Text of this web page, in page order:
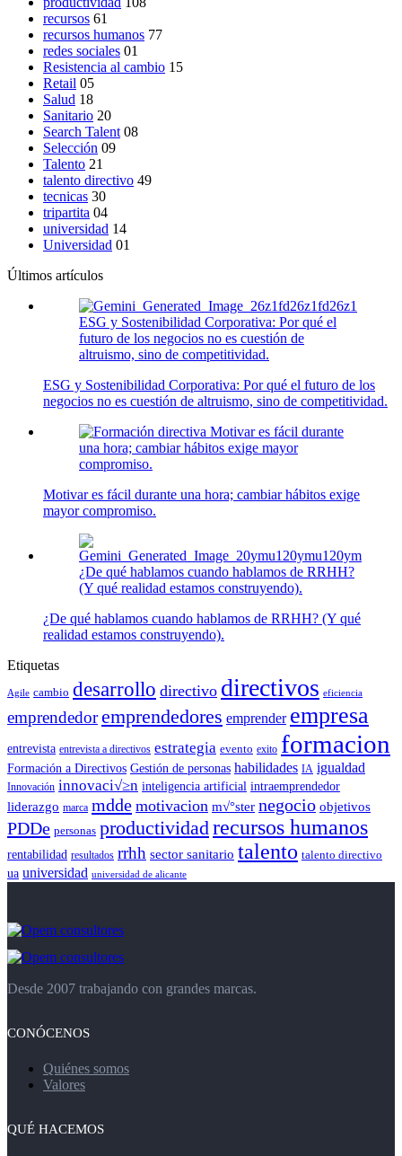
recursos 61
recursos humanos 77
redes sociales 01
Resistencia al cambio 15
Retail 05
Salud 18
Sanitario 20
Search Talent 08
Selección 09
Talento 21
talento directivo 49
tecnicas 30
tripartita 04
universidad 14
Universidad 01
Últimos artículos
ESG y Sostenibilidad Corporativa: Por qué el
futuro de los negocios no es cuestión de
altruismo, sino de competitividad.
ESG y Sostenibilidad Corporativa: Por qué el futuro de los
negocios no es cuestión de altruismo, sino de competitividad.
Motivar es fácil durante
una hora; cambiar hábitos exige mayor
compromiso.
Motivar es fácil durante una hora; cambiar hábitos exige
mayor compromiso.
¿De qué hablamos cuando hablamos de RRHH?
(Y qué realidad estamos construyendo).
¿De qué hablamos cuando hablamos de RRHH? (Y qué
realidad estamos construyendo).
Etiquetas
Agile cambio desarrollo directivo directivos eficiencia
emprendedoremprendedores emprender empresa
entrevista entrevista a directivos estrategia evento exito formacion
Formación a Directivos Gestión de personas habilidades IA igualdad
Innovación innovaci√≥n inteligencia artificial intraemprendedor
liderazgo marca mdde motivacion m√°ster negocio objetivos
PDDe personas productividadrecursos humanos
rentabilidad resultados rrhh sector sanitario talento talento directivo
ua universidad universidad de alicante
Desde 2007 trabajando con grandes marcas.
CONÓCENOS
Quiénes somos
Valores
QUÉ HACEMOS